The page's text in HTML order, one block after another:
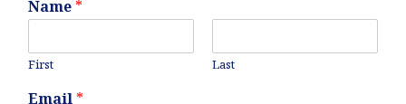
Name *
First Last
Email *